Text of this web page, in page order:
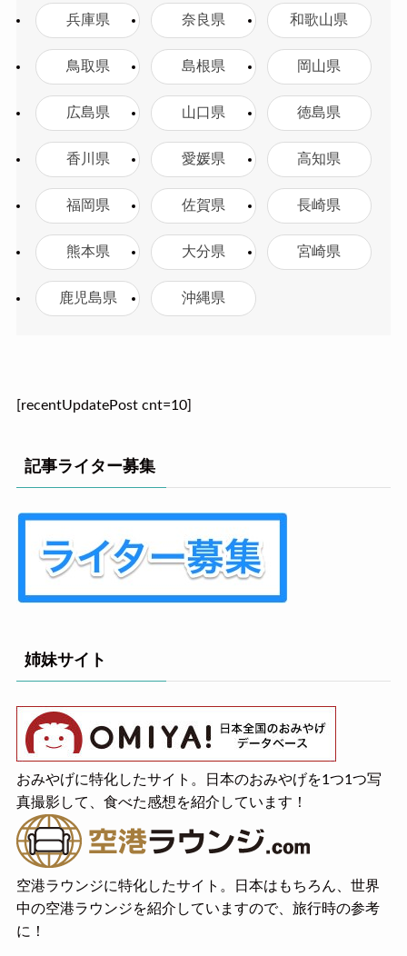
兵庫県 奈良県 和歌山県
鳥取県 島根県 岡山県
広島県 山口県 徳島県
香川県 愛媛県 高知県
福岡県 佐賀県 長崎県
熊本県 大分県 宮崎県
鹿児島県 沖縄県
[recentUpdatePost cnt=10]
記事ライター募集
姉妹サイト
おみやげに特化したサイト。日本のおみやげを1つ1つ写
真撮影して、食べた感想を紹介しています！
空港ラウンジに特化したサイト。日本はもちろん、世界
中の空港ラウンジを紹介していますので、旅行時の参考
に！